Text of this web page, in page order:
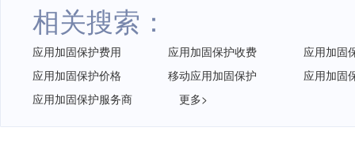
相关搜索：
应用加固保护费用 应用加固保护收费
应用加固
应用加固保护价格
移动应用加固保护
应用加固
应用加固保护服务商
更多>